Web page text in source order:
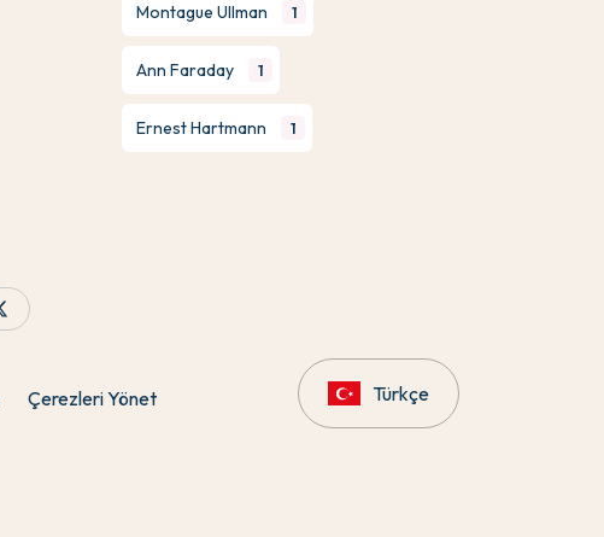
Montague Ullman 1
Ann Faraday 1
Ernest Hartmann 1
Çerezleri Yönet Türkçe